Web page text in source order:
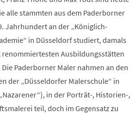
alle stammten aus dem Paderborner
Jahrhundert an der „Königlich-
in Düsseldorf studiert, damals
Ausbildungsstätten
Paderborner Maler nahmen an den
der „Düsseldorfer Malerschule“ in
in der Porträt-, Historien-,
teil, doch im Gegensatz zu